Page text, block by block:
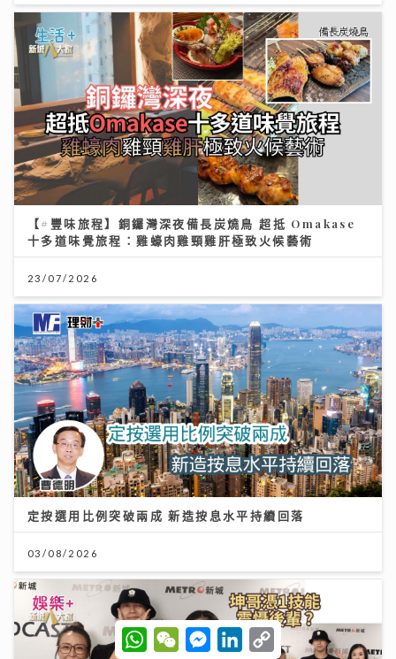
【#豐味旅程】銅鑼灣深夜備長炭燒鳥 超抵 Omakase
十多道味覺旅程：雞蠔肉雞頸雞肝極致火候藝術
23/07/2026
定按選用比例突破兩成 新造按息水平持續回落
03/08/2026
W
h
W
e
M
e
L
C
o